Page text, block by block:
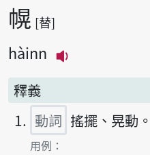
主內容區塊
幌 替
hàinn
釋義
動詞 搖擺、晃動。
第1項釋義的
用例：